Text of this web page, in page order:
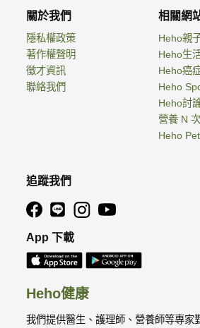
Heho健康
我們提供醫生、護理師、營養師等專家
關於我們
隱私權政策
著作權聲明
徵才資訊
聯絡我們
相關網
Heho親
Heho生
Heho癌
Heho
Heho討
營養 N
Heho
追蹤我們
App 下載